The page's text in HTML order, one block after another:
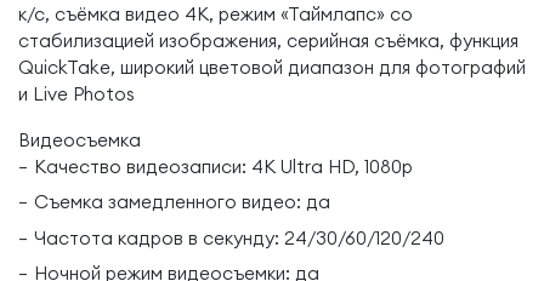
к/с, съёмка видео 4K, режим «Таймлапс» со
стабилизацией изображения, серийная съёмка, функция
QuickTake, широкий цветовой диапазон для фотографий
и Live Photos
Видеосъемка
Качество видеозаписи: 4K Ultra HD, 1080р
Съемка замедленного видео: да
Частота кадров в секунду: 24/30/60/120/240
Ночной режим видеосъемки: да